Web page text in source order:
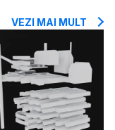
VEZI MAI MULT